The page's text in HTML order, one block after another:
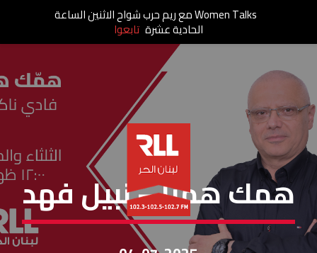
همّك همنا
همك همنا – نبيل فهد
Women Talks مع ريم حرب شواح الاثنين الساعة
الحادية عشرة تابعوا